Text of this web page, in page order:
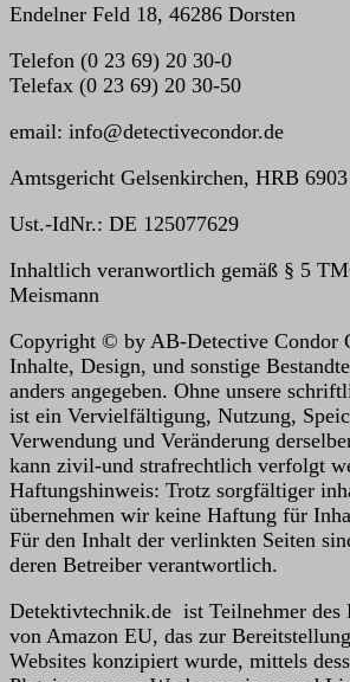
Endelner Feld 18, 46286 Dorsten
Telefon (0 23 69) 20 30-0
Telefax (0 23 69) 20 30-50
email: info@detectivecondor.de
Amtsgericht Gelsenkirchen, HRB 6903
Ust.-IdNr.: DE 125077629
Inhaltlich veranwortlich gemäß § 5
Meismann
Copyright © by AB-Detective Condor
Inhalte, Design, und sonstige
anders angegeben. Ohne unsere
ist ein Vervielfältigung, Nutzung,
Verwendung und Veränderung
kann zivil-und strafrechtlich verfolgt
Haftungshinweis: Trotz sorgfältiger
übernehmen wir keine Haftung für
Für den Inhalt der verlinkten Seiten
deren Betreiber verantwortlich.
Detektivtechnik.de ist Teilnehmer des
von Amazon EU, das zur
Websites konzipiert wurde, mittels